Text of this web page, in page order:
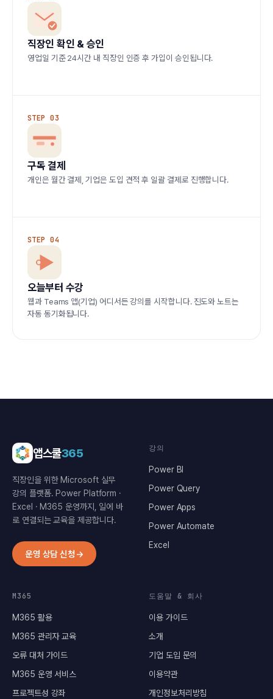
직장인 확인 & 승인
영업일 기준 24시간 내 직장인 인증 후 가입이 승인됩니다.
STEP 03
구독 결제
개인은 월간 결제, 기업은 도입 견적 후 일괄 결제로 진행합니다.
STEP 04
오늘부터 수강
웹과 Teams 앱(기업) 어디서든 강의를 시작합니다. 진도와 노트는
자동 동기화됩니다.
앱스쿨365
직장인을 위한 Microsoft 실무
강의 플랫폼. Power Platform ·
Excel · M365 운영까지, 일에 바
로 연결되는 교육을 제공합니다.
운영 상담 신청→
강의
Power BI
Power Query
Power Apps
Power Automate
Excel
M365
M365 활용
M365 관리자 교육
오류 대처 가이드
M365 운영 서비스
프로젝트성 강좌
도움말 & 회사
이용 가이드
소개
기업 도입 문의
이용약관
개인정보처리방침